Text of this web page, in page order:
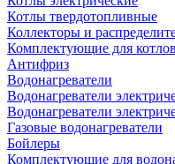
Котлы твердотопливные
Коллекторы и
Комплектующие для котлов
Антифриз
Водонагреватели
Водонагреватели
Водонагреватели
Газовые водонагреватели
Бойлеры
Комплектующие для